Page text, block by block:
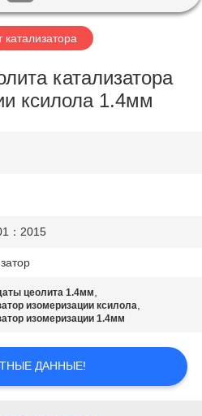
катализатора
катализатора
ксилола 1.4мм
：2015
цеолита 1.4мм,
изомеризации ксилола,
изомеризации 1.4мм
ДАННЫЕ!